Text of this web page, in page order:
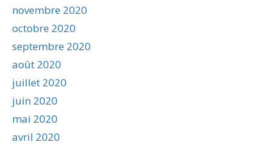
novembre 2020
octobre 2020
septembre 2020
août 2020
juillet 2020
juin 2020
mai 2020
avril 2020